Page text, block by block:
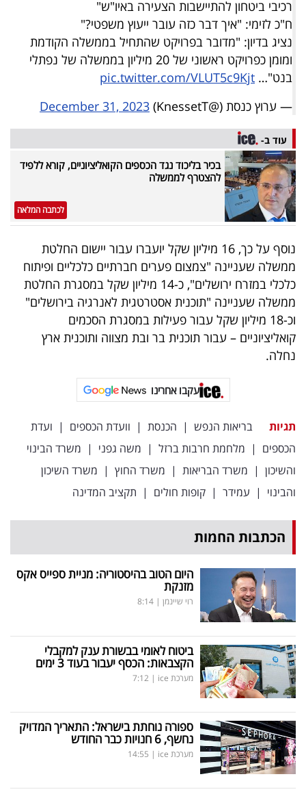
רכיבי ביטחון להתיישבות הצעירה באיו"ש"
ח"כ לזימי: "איך דבר כזה עובר ייעוץ משפטי?"
נציג בדיון: "מדובר בפרויקט שהתחיל בממשלה הקודמת
ומומן כפרויקט ראשוני של 20 מיליון בממשלה של נפתלי
בנט"… pic.twitter.com/VLUT5c9Kjt
— ערוץ כנסת (@KnessetT)
December 31, 2023
עוד ב-
בכיר בליכוד נגד הכספים הקואליציוניים, קורא ללפיד
להצטרף לממשלה
לכתבה המלאה
נוסף על כך, 16 מיליון שקל יועברו עבור יישום החלטת
ממשלה שעניינה "צמצום פערים חברתיים כלכליים ופיתוח
כלכלי במזרח ירושלים", כ-14 מיליון שקל במסגרת החלטת
ממשלה שעניינה "תוכנית אסטרטגית לאנרגיה בירושלים"
וכ-18 מיליון שקל עבור פעילות במסגרת הסכמים
קואליציוניים – עבור תוכנית בר ובת מצווה ותוכנית ארץ
נחלה.
עקבו אחרינו
תגיות בריאות הנפש | הכנסת | וועדת הכספים | ועדת
הכספים | מלחמת חרבות ברזל | משה גפני | משרד הבינוי
והשיכון | משרד הבריאות | משרד החוץ | משרד השיכון
והבינוי | עמידר | קופות חולים | תקציב המדינה
הכתבות החמות
היום הטוב בהיסטוריה: מניית ספייס אקס
מזנקת
רוי שיינמן |
8:14
ביטוח לאומי בבשורת ענק למקבלי
הקצבאות: הכסף יעבור בעוד 3 ימים
מערכת ice |
7:12
ספורה נוחתת בישראל: התאריך המדויק
נחשף, 6 חנויות כבר החודש
מערכת ice |
14:55